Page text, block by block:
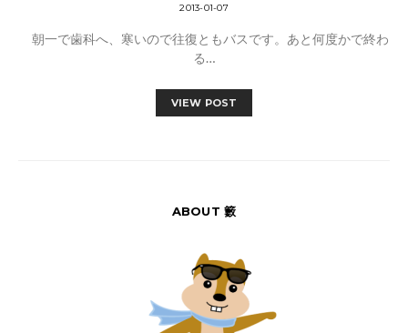
2013-01-07
朝一で歯科へ、寒いので往復ともバスです。あと何度かで終わ
る…
VIEW POST
ABOUT 籔